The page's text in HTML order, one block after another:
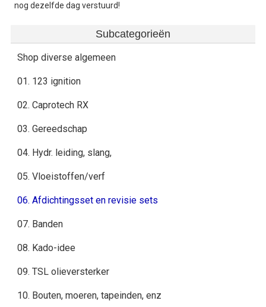
nog dezelfde dag verstuurd!
Subcategorieën
Shop diverse algemeen
01. 123 ignition
02. Caprotech RX
03. Gereedschap
04. Hydr. leiding, slang,
05. Vloeistoffen/verf
06. Afdichtingsset en revisie sets
07. Banden
08. Kado-idee
09. TSL olieversterker
10. Bouten, moeren, tapeinden, enz